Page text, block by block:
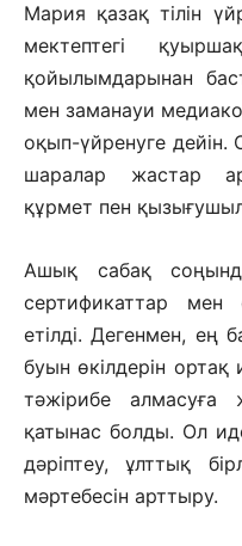
Мария қазақ тілін
мектептегі
қойылымдарынан
мен заманауи
оқып-үйренуге
шаралар жастар
құрмет пен
Ашық сабақ
сертификаттар мен
етілді. Дегенмен, ең
буын өкілдерін ортақ
тәжірибе
қатынас болды. Ол
дәріптеу, ұлттық
мәртебесін арттыру.